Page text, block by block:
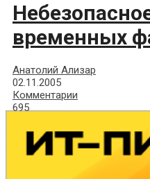
временных
Анатолий Ализар
02.11.2005
Комментарии
695